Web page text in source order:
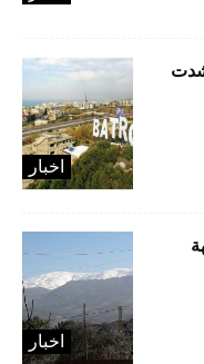
اخبار
اخبار